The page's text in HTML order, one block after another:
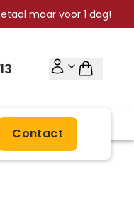
maar voor 1 dag!
Contact